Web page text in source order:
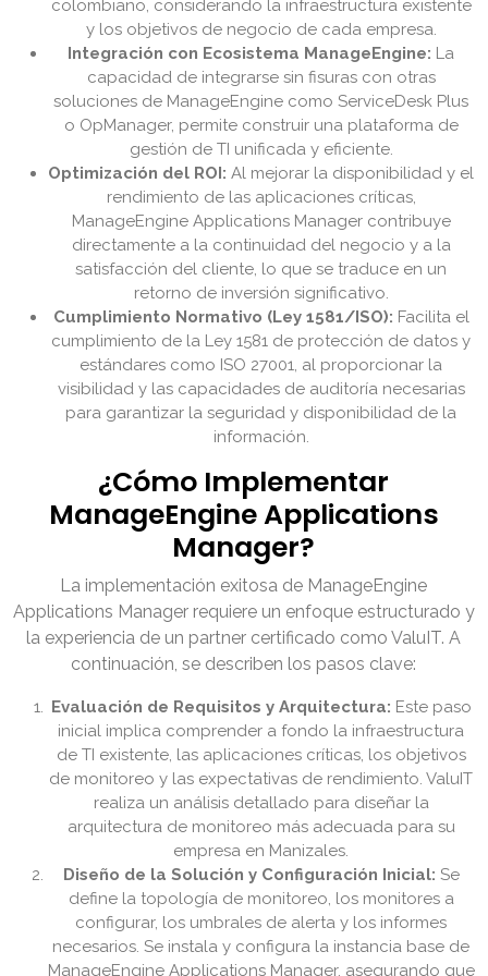
colombiano, considerando la infraestructura existente
y los objetivos de negocio de cada empresa.
Integración con Ecosistema ManageEngine: La
capacidad de integrarse sin fisuras con otras
soluciones de ManageEngine como ServiceDesk Plus
o OpManager, permite construir una plataforma de
gestión de TI unificada y eficiente.
Optimización del ROI: Al mejorar la disponibilidad y el
rendimiento de las aplicaciones críticas,
ManageEngine Applications Manager contribuye
directamente a la continuidad del negocio y a la
satisfacción del cliente, lo que se traduce en un
retorno de inversión significativo.
Cumplimiento Normativo (Ley 1581/ISO): Facilita el
cumplimiento de la Ley 1581 de protección de datos y
estándares como ISO 27001, al proporcionar la
visibilidad y las capacidades de auditoría necesarias
para garantizar la seguridad y disponibilidad de la
información.
¿Cómo Implementar
ManageEngine Applications
Manager?
La implementación exitosa de ManageEngine
Applications Manager requiere un enfoque estructurado y
la experiencia de un partner certificado como ValuIT. A
continuación, se describen los pasos clave:
Evaluación de Requisitos y Arquitectura: Este paso
inicial implica comprender a fondo la infraestructura
de TI existente, las aplicaciones críticas, los objetivos
de monitoreo y las expectativas de rendimiento. ValuIT
realiza un análisis detallado para diseñar la
arquitectura de monitoreo más adecuada para su
empresa en Manizales.
Diseño de la Solución y Configuración Inicial: Se
define la topología de monitoreo, los monitores a
configurar, los umbrales de alerta y los informes
necesarios. Se instala y configura la instancia base de
ManageEngine Applications Manager, asegurando que